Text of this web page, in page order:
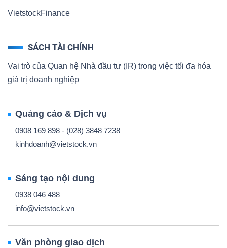
VietstockFinance
SÁCH TÀI CHÍNH
Vai trò của Quan hệ Nhà đầu tư (IR) trong việc tối đa hóa
giá trị doanh nghiệp
Quảng cáo & Dịch vụ
0908 169 898 - (028) 3848 7238
kinhdoanh@vietstock.vn
Sáng tạo nội dung
0938 046 488
info@vietstock.vn
Văn phòng giao dịch